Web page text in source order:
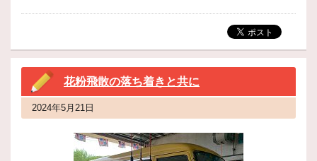
花粉飛散の落ち着きと共に
2024年5月21日